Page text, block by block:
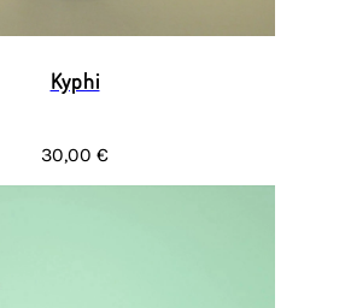
Kyphi
30,00 €